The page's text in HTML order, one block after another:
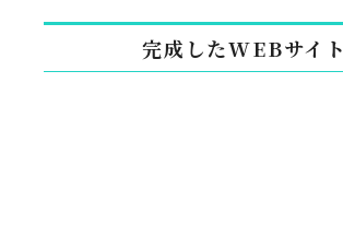
完成したWEBサイト